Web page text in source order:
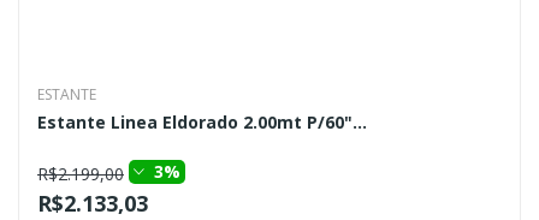
ESTANTE
Estante Linea Eldorado 2.00mt P/60"...
R$2.199,00 3%
R$2.133,03